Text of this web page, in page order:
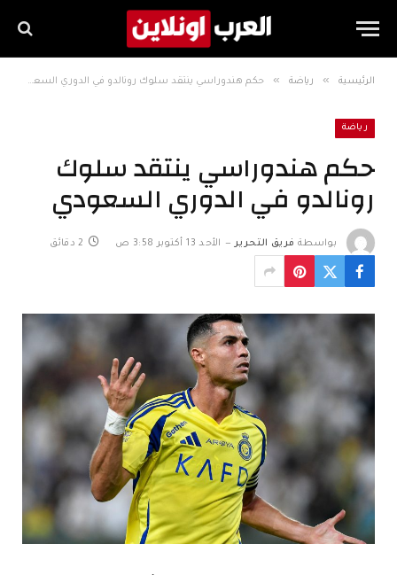
الرئيسية » رياضة » حكم هندوراسي ينتقد سلوك رونالدو في الدوري السعودي
رياضة
حكم هندوراسي ينتقد سلوك
رونالدو في الدوري السعودي
بواسطة فريق التحرير الأحد 13 أكتوبر 3:58 ص 2 دقائق